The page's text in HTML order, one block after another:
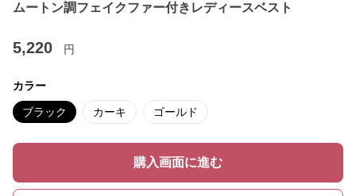
ムートン調フェイクファー付きレディースベスト
5,220 円
カラー
ブラック カーキ ゴールド
購入画面に進む